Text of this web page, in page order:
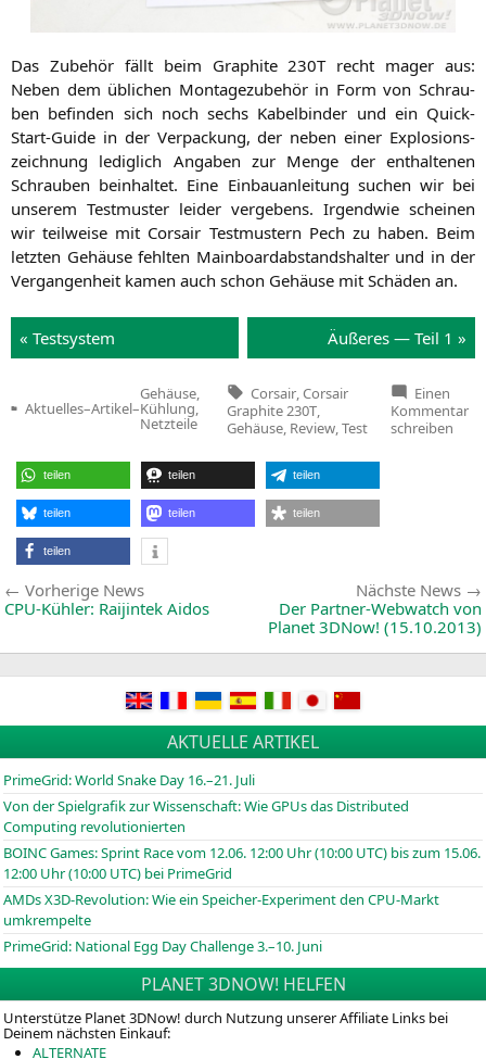
Das Zube­hör fällt beim Gra­phi­te 230Trecht mager aus:
Neben dem übli­chen Mon­ta­ge­zu­be­hör in Form von Schrau­
ben befin­den sich noch sechs Kabel­bin­der und ein Quick-
Start-Gui­de in der Ver­pa­ckung, der neben einer Explo­si­ons­
zeich­nung ledig­lich Anga­ben zur Men­ge der ent­hal­te­nen
Schrau­ben beinhal­tet. Eine Ein­bau­an­lei­tung suchen wir bei
unse­rem Test­mus­ter lei­der ver­ge­bens. Irgend­wie schei­nen
wir teil­wei­se mit Cor­sair Test­mus­tern Pech zu haben. Beim
letz­ten Gehäu­se fehl­ten Main­board­ab­stands­hal­ter und in der
Ver­gan­gen­heit kamen auch schon Gehäu­se mit Schä­den an.
« Test­sys­tem Äuße­res — Teil 1 »
Veröffentlicht
Aktuelles–Artikel–
Gehäuse,
Kühlung,
Netzteile
Tags:
Corsair Corsair
Graphite 230T,
Gehäuse, Review, Test
Einen
Kommentarzu
schreiben
teilen teilen teilen
teilen teilen teilen
teilen
Beitragsnavigation
Vorherige NewsVorherige
News:
CPU-Kühler: Raijintek Aidos
Nächste News
Der Partner-Webwatch von
Planet 3DNow! (15.10.2013)
AKTUELLE ARTIKEL
PrimeGrid: World Snake Day 16.–21. Juli
Von der Spielgrafik zur Wissenschaft: Wie GPUs das Distributed
Computing revolutionierten
BOINCGames: Sprint Race vom 12.06. 12:00 Uhr (10:00 UTC) bis zum 15.06.
12:00 Uhr (10:00 UTC) bei PrimeGrid
AMDs X3D-Revolution: Wie ein Speicher-Experiment den CPU-Markt
umkrempelte
PrimeGrid: National Egg Day Challenge 3.–10. Juni
PLANET 3DNOW! HELFEN
Unterstütze Planet 3DNow! durch Nutzung unserer Affiliate Links bei
Deinem nächsten Einkauf:
ALTERNATE